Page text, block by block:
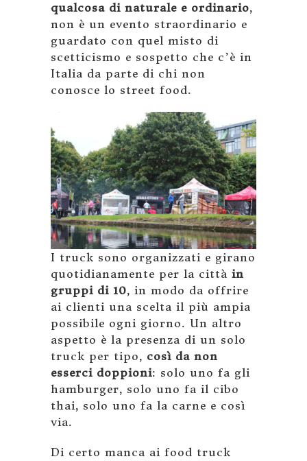
qualcosa di naturale e ordinario,
non è un evento straordinario e
guardato con quel misto di
scetticismo e sospetto che c’è in
Italia da parte di chi non
conosce lo street food.
I truck sono organizzati e girano
quotidianamente per la città in
gruppi di 10, in modo da offrire
ai clienti una scelta il più ampia
possibile ogni giorno. Un altro
aspetto è la presenza di un solo
truck per tipo, così da non
esserci doppioni: solo uno fa gli
hamburger, solo uno fa il cibo
thai, solo uno fa la carne e così
via.
Di certo manca ai food truck